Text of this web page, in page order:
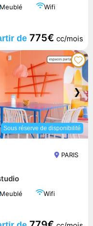
Meublé Wifi
de 775€ cc/mois
❯
Sous réserve de disponibilité
PARIS
Wifi